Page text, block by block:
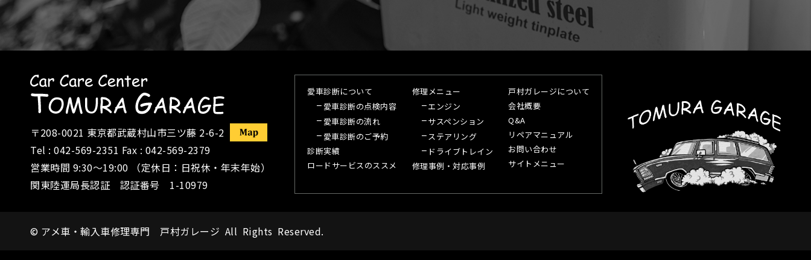
〒208-0021 東京都武蔵村山市三ツ藤 2-6-2
Tel : 042-569-2351 Fax : 042-569-2379
営業時間 9:30〜19:00 （定休日：日祝休・年末年始）
関東陸運局長認証 認証番号 1-10979
愛車診断について
愛車診断の点検内容
愛車診断の流れ
愛車診断のご予約
診断実績
ロードサービスのススメ
修理メニュー
エンジン
サスペンション
ステアリング
ドライブトレイン
修理事例・対応事例
戸村ガレージについて
会社概要
Q&A
リペアマニュアル
お問い合わせ
サイトメニュー
© アメ車・輸入車修理専門 戸村ガレージ All Rights Reserved.